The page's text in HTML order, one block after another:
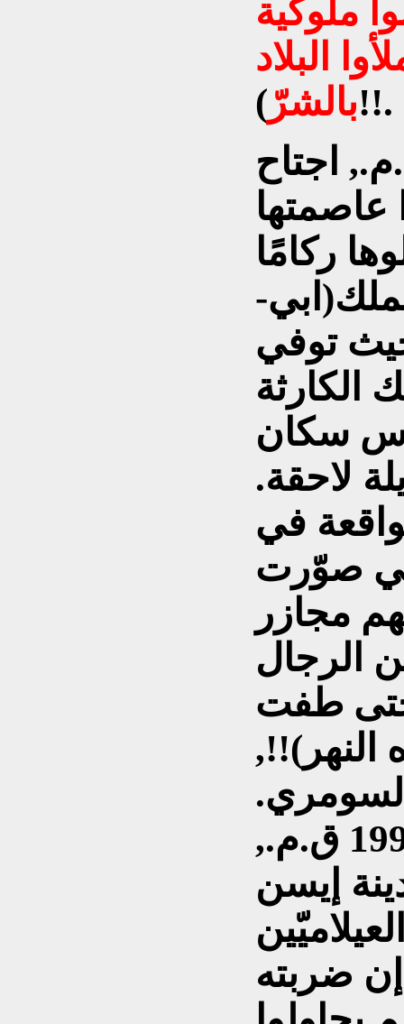
ملوكية
البلاد
بالشرّ)!!.
2006 ق.م., اجتاح
عاصمتها
ركامًا
توفي
الكارثة
سكان
لاحقة.
في
صوّرت
مجازر
الرجال
طفت
النهر)!!,
وحوالي سنة 1990 ق.م.,
إيسن
ضربته